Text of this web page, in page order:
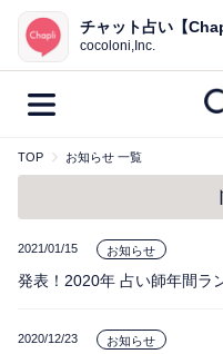
鑑定記
最新記事一覧
人気記事一覧
鑑定 占い師
チャット占い【
cocoloni,Inc.
TOP お知らせ 一覧
2021/01/15 お知らせ
発表！2020年 占い師年間ラ
2020/12/23 お知らせ